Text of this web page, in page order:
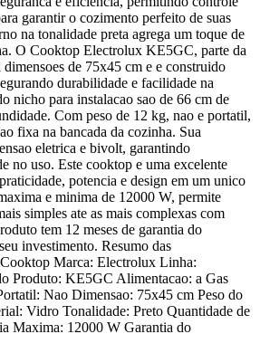
garantir o cozimento perfeito de suas
na tonalidade preta agrega um toque de
O Cooktop Electrolux KE5GC, parte da
de 75x45 cm e e construido
durabilidade e facilidade na
nicho para instalacao sao de 66 cm de
Com peso de 12 kg, nao e portatil,
fixa na bancada da cozinha. Sua
eletrica e bivolt, garantindo
no uso. Este cooktop e uma excelente
potencia e design em um unico
e minima de 12000 W, permite
simples ate as mais complexas com
tem 12 meses de garantia do
investimento. Resumo das
Marca: Electrolux Linha:
Produto: KE5GC Alimentacao: a Gas
Nao Dimensao: 75x45 cm Peso do
Vidro Tonalidade: Preto Quantidade de
Maxima: 12000 W Garantia do